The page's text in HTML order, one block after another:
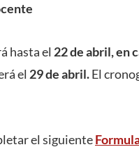
hasta el 22 de abril, en
el 29 de abril.El
el siguiente